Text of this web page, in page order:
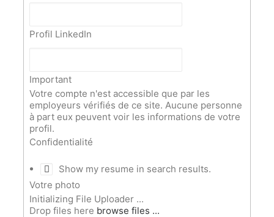
Profil LinkedIn
Important
Votre compte n'est accessible que par les
employeurs vérifiés de ce site. Aucune personne
à part eux peuvent voir les informations de votre
profil.
Confidentialité
Show my resume in search results.
Votre photo
Drop files here browse files ...